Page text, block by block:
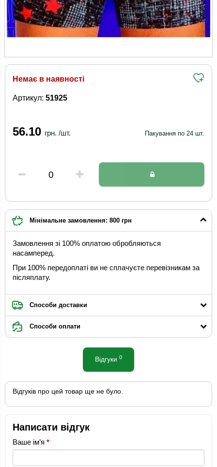
Немає в наявності
Артикул: 51925
56.10 грн. /шт. Пакування по 24 шт.
Мінімальне замовлення: 800 грн
Замовлення зі 100% оплатою обробляються
насамперед.
При 100% передоплаті ви не сплачуєте перевізникам за
післяплату.
Способи доставки
Способи оплати
Відгуки 0
Відгуків про цей товар ще не було.
Написати відгук
Ваше ім’я